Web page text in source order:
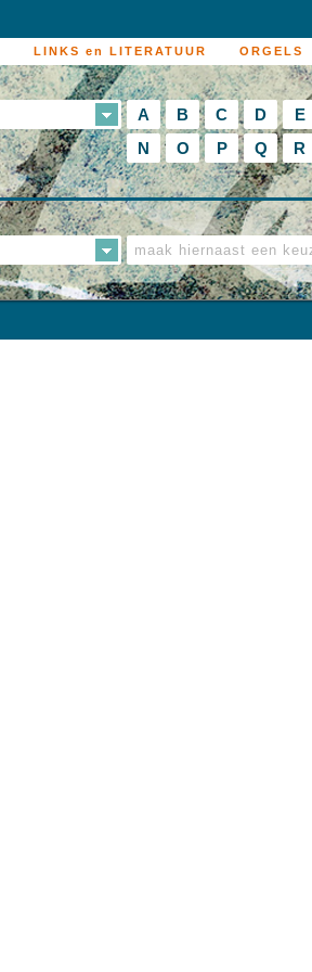
LINKS en LITERATUUR ORGELS
A B C D E
N
O P Q R